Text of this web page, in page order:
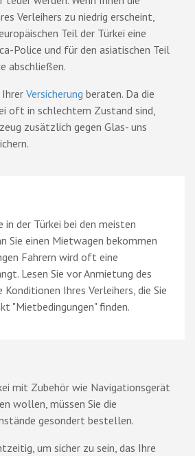
Verleihers zu niedrig erscheint,
Teil der Türkei eine
Police und für den asiatischen Teil
abschließen.
Ihrer Versicherung beraten. Da die
oft in schlechtem Zustand sind,
zusätzlich gegen Glas- uns
in der Türkei bei den meisten
Sie einen Mietwagen bekommen
Fahrern wird oft eine
Lesen Sie vor Anmietung des
Ihres Verleihers, die Sie
"Mietbedingungen" finden.
mit Zubehör wie Navigationsgerät
wollen, müssen Sie die
gesondert bestellen.
um sicher zu sein, das Ihre